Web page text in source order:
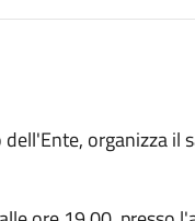
dell'Ente, organizza